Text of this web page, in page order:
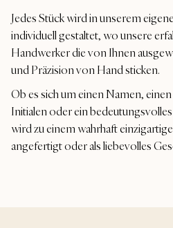
Jedes Stück wird in unserem
individuell gestaltet, wo unsere
Handwerker die von Ihnen
und Präzision von Hand sticken.
Ob es sich um einen Namen,
Initialen oder ein
wird zu einem wahrhaft
angefertigt oder als liebevolles